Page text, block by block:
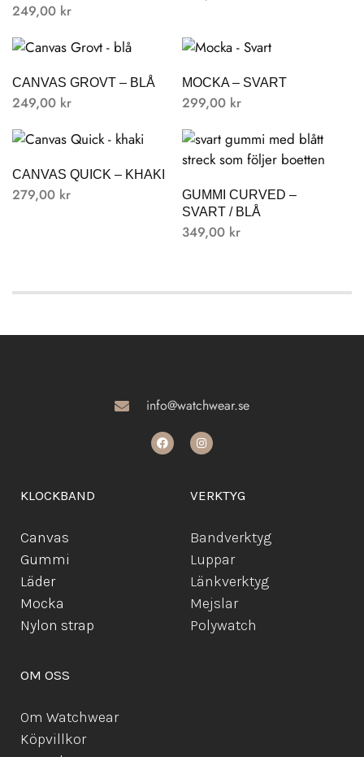
249,00 kr
CANVAS GROVT – BLÅ
249,00 kr
MOCKA – SVART
299,00 kr
CANVAS QUICK – KHAKI
279,00 kr
GUMMI CURVED –
SVART / BLÅ
349,00 kr
info@watchwear.se
KLOCKBAND
Canvas
Gummi
Läder
Mocka
Nylon strap
VERKTYG
Bandverktyg
Luppar
Länkverktyg
Mejslar
Polywatch
OM OSS
Om Watchwear
Köpvillkor